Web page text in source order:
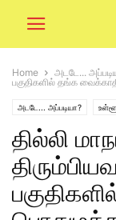
Home அடடே...
பகுதிகளில் தங்க
அடடே... அப்படியா?
லைஃப் ஸ்டைல்
தில்லி